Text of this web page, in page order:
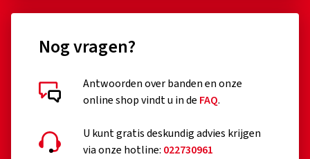
Nog vragen?
Antwoorden over banden en onze
online shop vindt u in de FAQ.
U kunt gratis deskundig advies krijgen
via onze hotline: 022730961